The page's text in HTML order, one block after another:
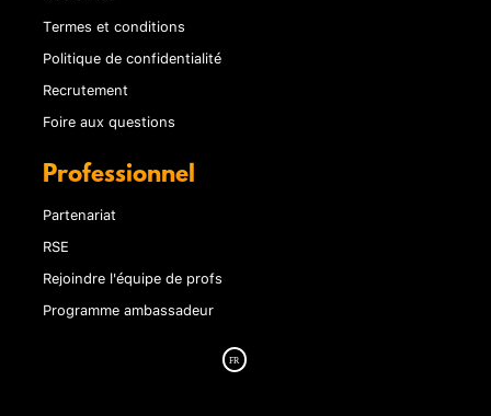
Termes et conditions
Politique de confidentialité
Recrutement
Foire aux questions
Professionnel
Partenariat
RSE
Rejoindre l'équipe de profs
Programme ambassadeur